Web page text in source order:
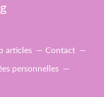
articles Contact
personnelles